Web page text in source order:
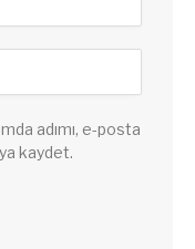
adımı, e-posta
kaydet.